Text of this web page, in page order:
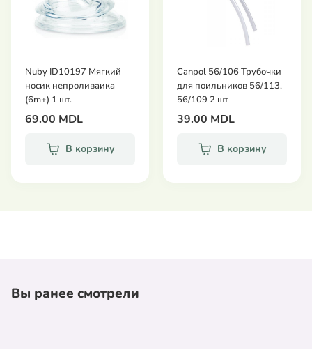
Nuby ID10197 Мягкий
носик непроливаика
(6m+) 1 шт.
69.00 MDL
В корзину
Canpol 56/106 Трубочки
для поильников 56/113,
56/109 2 шт
39.00 MDL
В корзину
Вы ранее смотрели